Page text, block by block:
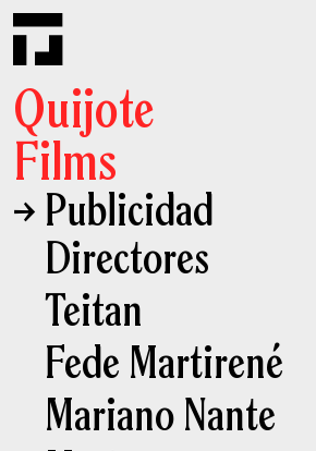
Cine
Publicidad
Quiénes Somos
Equipo
Prensa
Quijote
Films
→ Publicidad
Directores
Teitan
Fede Martirené
Mariano Nante